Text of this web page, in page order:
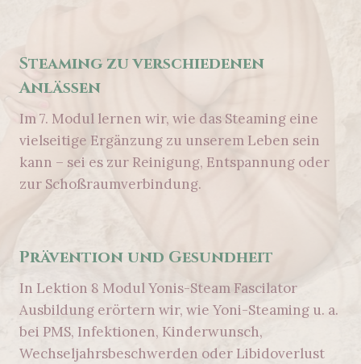
Steaming zu verschiedenen
Anlässen
Im 7. Modul lernen wir, wie das Steaming eine
vielseitige Ergänzung zu unserem Leben sein
kann – sei es zur Reinigung, Entspannung oder
zur Schoßraumverbindung.
Prävention und Gesundheit
In Lektion 8 Modul Yonis-Steam Fascilator
Ausbildung erörtern wir, wie Yoni-Steaming u. a.
bei PMS, Infektionen, Kinderwunsch,
Wechseljahrsbeschwerden oder Libidoverlust